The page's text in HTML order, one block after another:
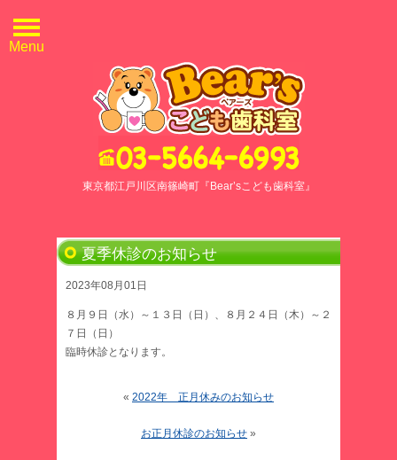
Menu
東京都江戸川区南篠崎町『Bear’sこども歯科室』
夏季休診のお知らせ
2023年08月01日
８月９日（水）～１３日（日）、８月２４日（木）～２
７日（日）
臨時休診となります。
« 2022年 正月休みのお知らせ
お正月休診のお知らせ »